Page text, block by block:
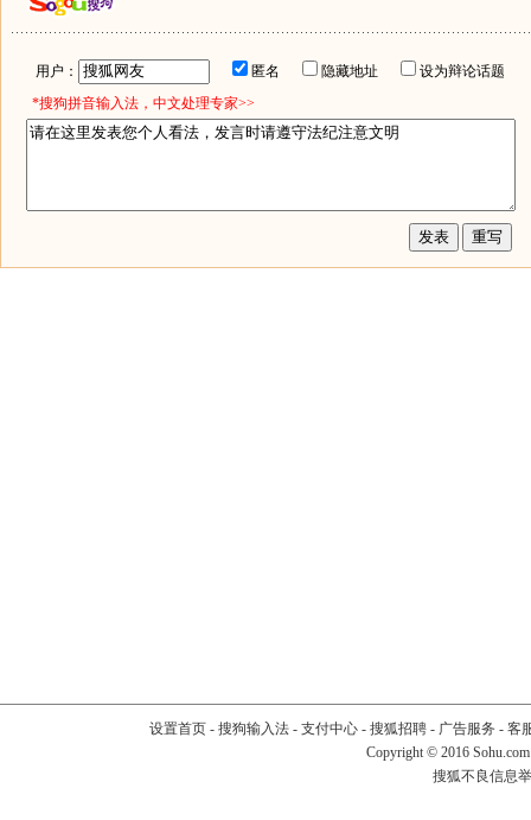
用户： 匿名 隐藏地址
设为辩论话题
*搜狗拼音输入法，中文处理专家>>
设置首页- 搜狗输入法- 支付中心- 搜狐招聘- 广告服务 - 客
Copyright © 2016
搜狐不良信息